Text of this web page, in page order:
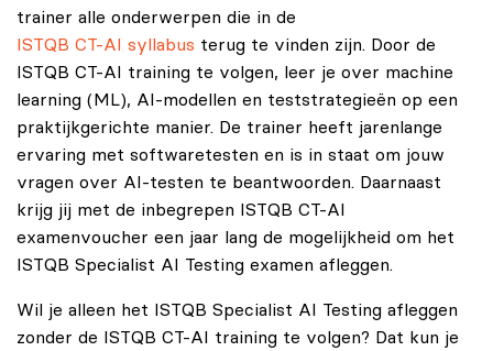
trainer alle onderwerpen die in de
ISTQB CT-AI syllabus terug te vinden zijn. Door de
ISTQB CT-AI training te volgen, leer je over machine
learning (ML), AI-modellen en teststrategieën op een
praktijkgerichte manier. De trainer heeft jarenlange
ervaring met softwaretesten en is in staat om jouw
vragen over AI-testen te beantwoorden. Daarnaast
krijg jij met de inbegrepen ISTQB CT-AI
examenvoucher een jaar lang de mogelijkheid om het
ISTQB Specialist AI Testing examen afleggen.
Wil je alleen het ISTQB Specialist AI Testing afleggen
zonder de ISTQB CT-AI training te volgen? Dat kun je